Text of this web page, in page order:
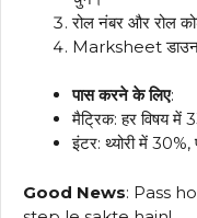
रोल नंबर और रोल
Marksheet
पास करने के लिए:
मैट्रिक: हर विषय में
इंटर: थ्योरी में
Good News: Pass